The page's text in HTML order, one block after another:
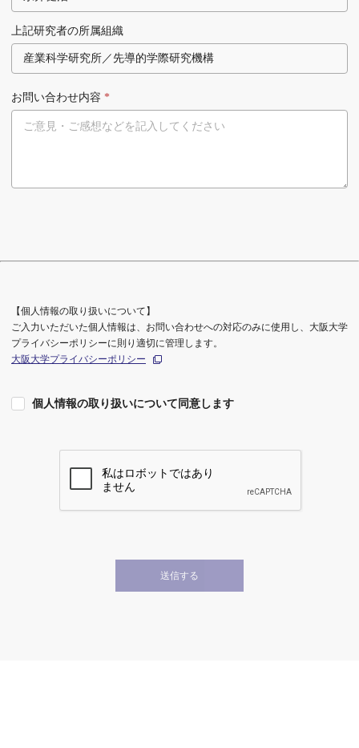
上記研究者の所属組織
お問い合わせ内容 *
【個人情報の取り扱いについて】
ご入力いただいた個人情報は、お問い合わせへの対応のみに使用し、大阪大学
プライバシーポリシーに則り適切に管理します。
大阪大学プライバシーポリシー
個人情報の取り扱いについて同意します
送信する